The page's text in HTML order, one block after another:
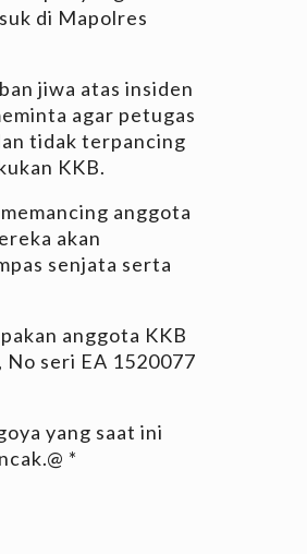
di Mapolres
jiwa atas insiden
agar petugas
tidak terpancing
KKB.
anggota
akan
senjata serta
anggota KKB
No seri EA 1520077
yang saat ini
*